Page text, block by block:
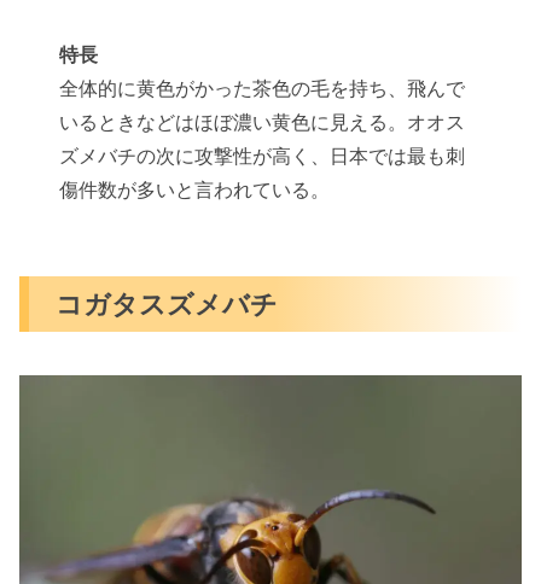
特長
全体的に黄色がかった茶色の毛を持ち、飛んで
いるときなどはほぼ濃い黄色に見える。オオス
ズメバチの次に攻撃性が高く、日本では最も刺
傷件数が多いと言われている。
コガタスズメバチ